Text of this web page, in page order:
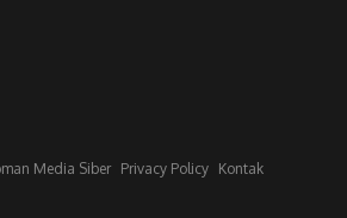
Media Siber Privacy Policy Kontak